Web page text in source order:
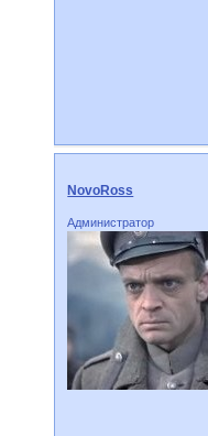
NovoRoss
Администратор